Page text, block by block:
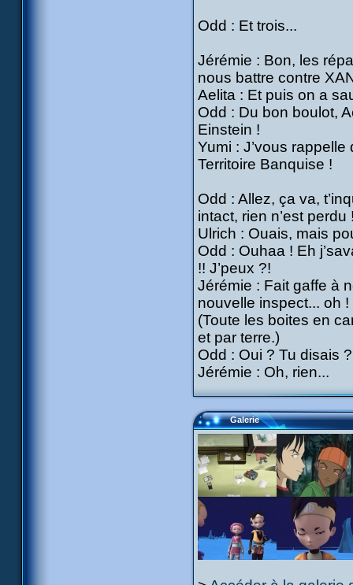
Odd : Et trois...
Jérémie : Bon, les
nous battre contre
Aelita : Et puis on a
Odd : Du bon boulot,
Einstein !
Yumi : J’vous
Territoire Banquise !
Odd : Allez, ça va,
intact, rien n’est perdu
Ulrich : Ouais, mais
Odd : Ouhaa ! Eh
!! J’peux ?!
Jérémie : Fait gaffe à
nouvelle inspect... oh !
(Toute les boites en
et par terre.)
Odd : Oui ? Tu disais ?
Jérémie : Oh, rien...
Galerie